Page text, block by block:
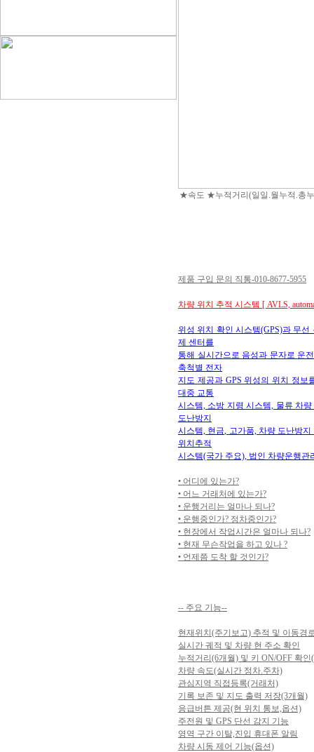
★속도 ★누적거리(일일.월누적.총
제품 구입 문의 직통-010-8677-5955
차량 위치 추적 시스템 [ AVLS,
위성 위치 확인 시스템(GPS)과 무
제 센터를
통해 실시간으로 음성과 문자로 운
축척별 전자
지도 제공과 GPS 위성의 위치 정보
대중 교통
시스템, 소방 지령 시스템, 물류 차
도난방지
시스템, 현금, 고가품, 차량 도난방
위치추적
시스템(국가 주요), 법인 차량운행관
• 어디에 있는가?
• 어느 거래처에 있는가?
• 운행거리는 얼마나 되나?
• 운행중인가? 정차중인가?
• 현장에서 작업시간은 얼마나 되나?
• 현재 무슨작업을 하고 있나 ?
• 언제쯤 도착 할 것인가?
-- 주요 기능--
현재위치(주기보고) 추적 및 이동경
실시간 궤적 및 차량 현 주소 확인
누적거리(6개월) 및 키 ON/OFF 확
차량 속도(실시간 정차.주차)
관심지역 직접등록(거래처)
기록 보존 및 지도 출력 저장(3개월)
응급버튼 제공(현 위치 통보,옵션)
주전원 및 GPS 단선 감지 기능
영역 구간 이탈,진입 휴대폰 알림
차량 시동 제어 기능(옵션)